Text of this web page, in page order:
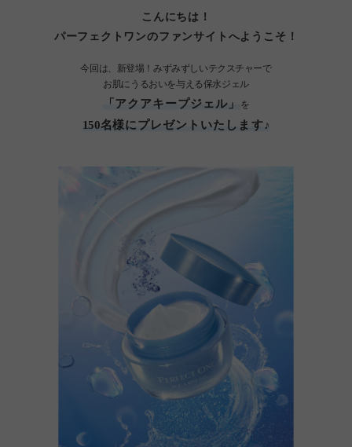
こんにちは！
パーフェクトワンのファンサイトへようこそ！
今回は、新登場！みずみずしいテクスチャーで
お肌にうるおいを与える保水ジェル
「アクアキープジェル」 を
150名様にプレゼントいたします♪